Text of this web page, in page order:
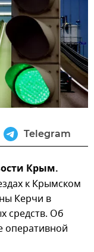
Telegram
Крым.
к Крымском
Керчи в
средств. Об
оперативной